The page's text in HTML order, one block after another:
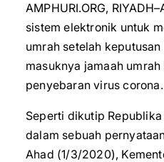
AMPHURI.ORG,
sistem elektronik untuk
umrah setelah
masuknya jamaah
penyebaran virus corona.
Seperti dikutip
dalam sebuah
Ahad (1/3/2020),